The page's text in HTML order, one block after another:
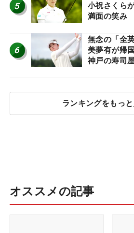
5
小祝さくら
満面の笑み
6
無念の「全
美夢有が帰
神戸の寿司
ランキングをもっ
オススメの記事